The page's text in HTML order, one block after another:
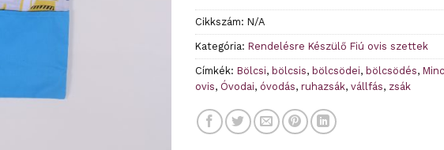
Cikkszám: N/A
Kategória: Rendelésre Készülő Fiú ovis szettek
Címkék: Bölcsi, bölcsis, bölcsödei, bölcsödés,
ovis, Óvodai, óvodás, ruhazsák, vállfás, zsák